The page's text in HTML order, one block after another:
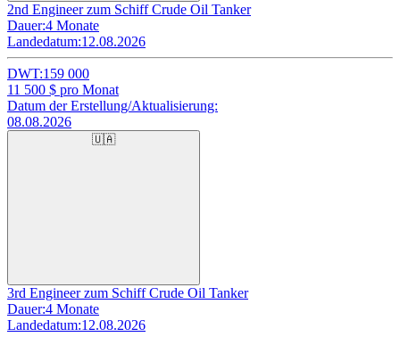
2nd Engineer zum Schiff Crude Oil Tanker
Dauer:4 Monate
Landedatum:12.08.2026
DWT:159 000
11 500 $ pro Monat
Datum der Erstellung/Aktualisierung:
08.08.2026
🇺🇦
3rd Engineer zum Schiff Crude Oil Tanker
Dauer:4 Monate
Landedatum:12.08.2026